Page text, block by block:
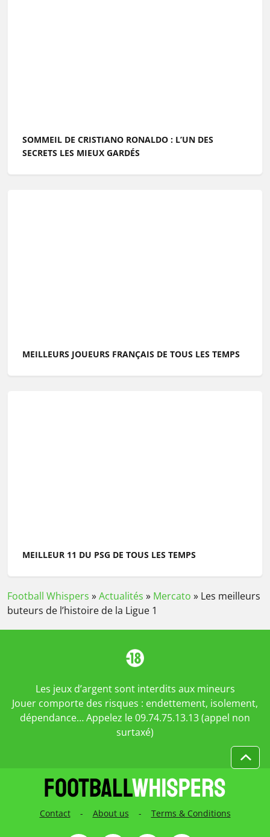
SOMMEIL DE CRISTIANO RONALDO : L’UN DES
SECRETS LES MIEUX GARDÉS
MEILLEURS JOUEURS FRANÇAIS DE TOUS LES TEMPS
MEILLEUR 11 DU PSG DE TOUS LES TEMPS
Football Whispers »Actualités » Mercato » Les meilleurs
buteurs de l’histoire de la Ligue 1
Les jeux d’argent sont interdits aux mineurs
Jouer comporte des risques : endettement, isolement,
dépendance… Appelez le 09.74.75.13.13 (appel non
surtaxé)
Contact - About us - Terms & Conditions